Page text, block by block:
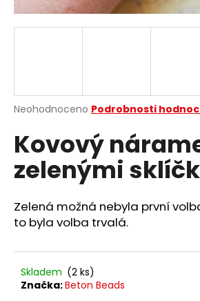
Průměrné
produktu
je
z
hvězdiček.
Neohodnoceno Podrobnosti
Kovový
zelenými
Zelená možná nebyla první
to byla volba trvalá.
Skladem (2 ks)
Značka:Beton Beads
a
j
?
HLEDAT
D
p
o